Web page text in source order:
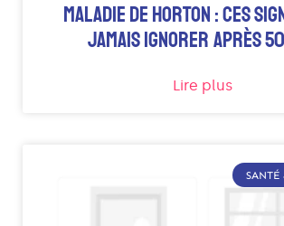
MALADIE DE HORTON : CES
JAMAIS IGNORER APRÈS
Lire plus